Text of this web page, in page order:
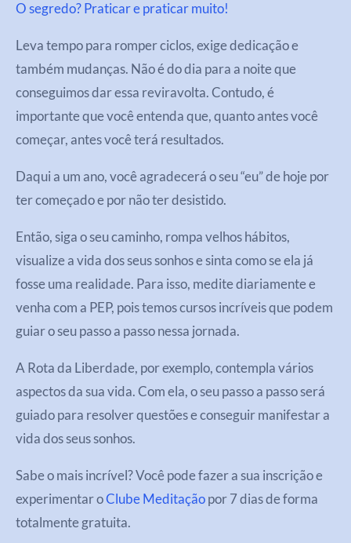
O segredo? Praticar e praticar muito!
Leva tempo para romper ciclos, exige dedicação e
também mudanças. Não é do dia para a noite que
conseguimos dar essa reviravolta. Contudo, é
importante que você entenda que, quanto antes você
começar, antes você terá resultados.
Daqui a um ano, você agradecerá o seu “eu” de hoje por
ter começado e por não ter desistido.
Então, siga o seu caminho, rompa velhos hábitos,
visualize a vida dos seus sonhos e sinta como se ela já
fosse uma realidade. Para isso, medite diariamente e
venha com a PEP, pois temos cursos incríveis que podem
guiar o seu passo a passo nessa jornada.
A Rota da Liberdade, por exemplo, contempla vários
aspectos da sua vida. Com ela, o seu passo a passo será
guiado para resolver questões e conseguir manifestar a
vida dos seus sonhos.
Sabe o mais incrível? Você pode fazer a sua inscrição e
experimentar oClube Meditaçãopor 7 dias de forma
totalmente gratuita.